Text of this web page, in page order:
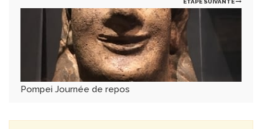
ÉTAPE SUIVANTE
Pompei Journée de repos